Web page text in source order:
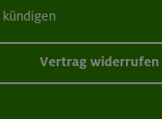
Vertrag widerrufen